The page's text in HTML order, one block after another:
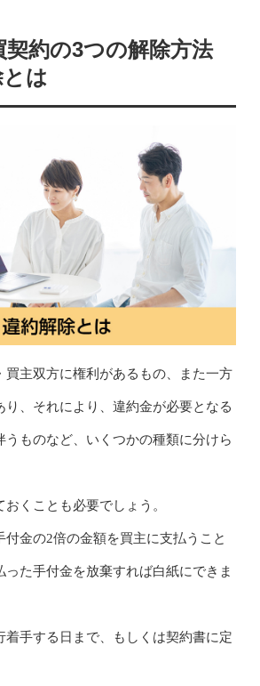
契約の3つの解除方法
は
買主双方に権利があるもの、また一方
り、それにより、違約金が必要となる
うものなど、いくつかの種類に分けら
くことも必要でしょう。
付金の2倍の金額を買主に支払うこと
った手付金を放棄すれば白紙にできま
着手する日まで、もしくは契約書に定